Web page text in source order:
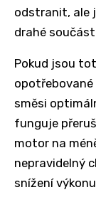
odstranit, ale
drahé
Pokud jsou
opotřebované
směsi
funguje
motor na
nepravidelný
snížení